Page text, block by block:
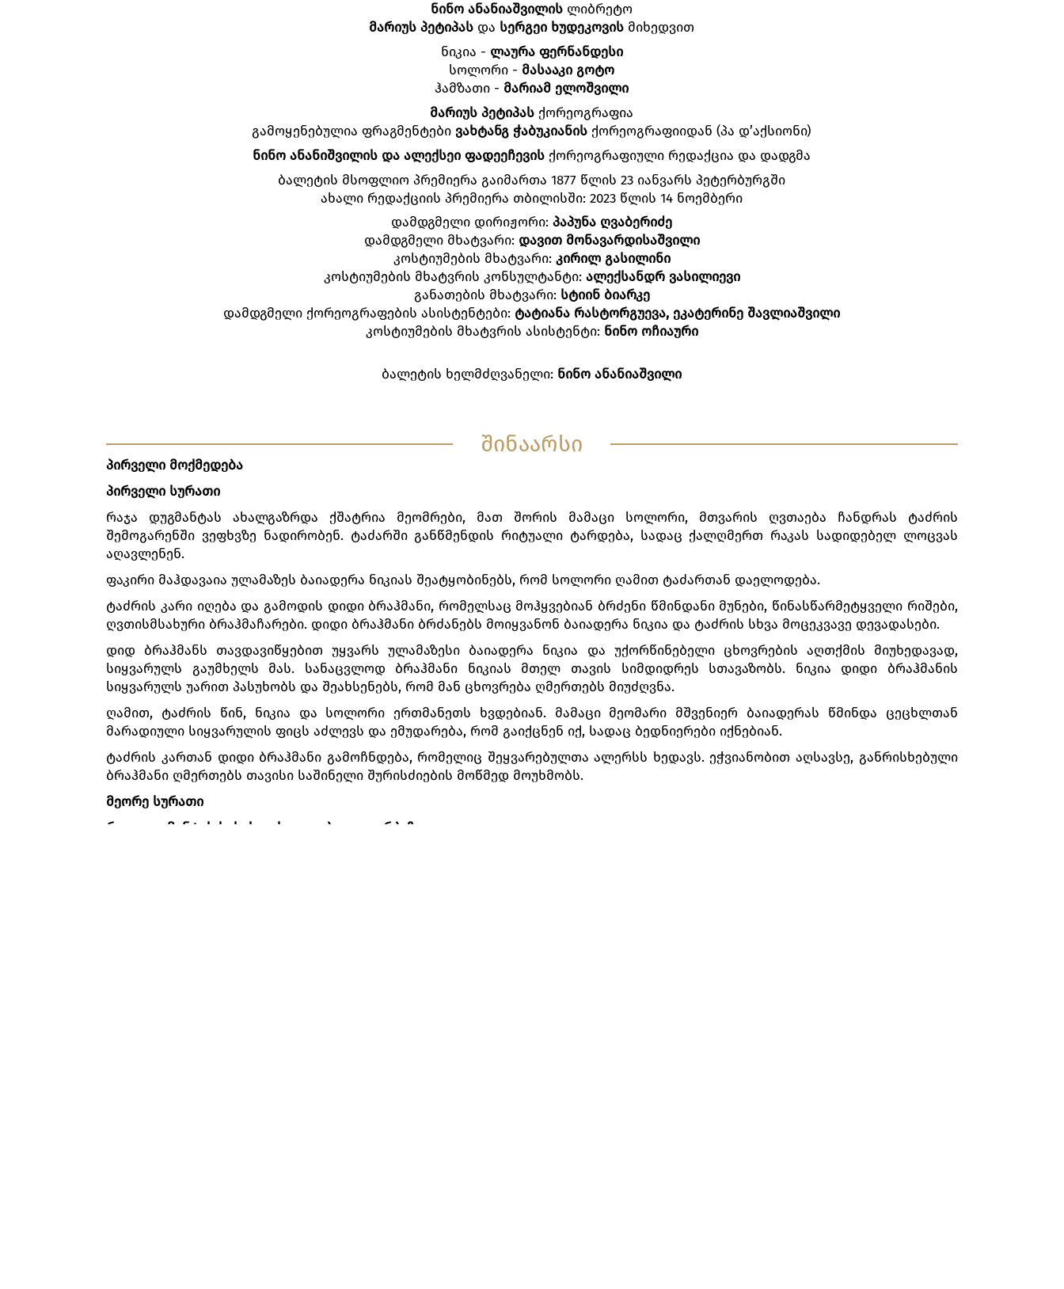
ნინო ანანიაშვილის ლიბრეტო
მარიუს პეტიპას და სერგეი ხუდეკოვის მიხედვით
ნიკია - ლაურა ფერნანდესი
სოლორი - მასააკი გოტო
ჰამზათი - მარიამ ელოშვილი
მარიუს პეტიპას ქორეოგრაფია
გამოყენებულია ფრაგმენტები ვახტანგ ჭაბუკიანის ქორეოგრაფიიდან (პა დ’აქსიონი)
ნინო ანანიშვილის და ალექსეი ფადეეჩევის ქორეოგრაფიული რედაქცია და დადგმა
ბალეტის მსოფლიო პრემიერა გაიმართა 1877 წლის 23 იანვარს პეტერბურგში
ახალი რედაქციის პრემიერა თბილისში: 2023 წლის 14 ნოემბერი
დამდგმელი დირიჟორი:პაპუნა ღვაბერიძე
დამდგმელი მხატვარი:დავით მონავარდისაშვილი
კოსტიუმების მხატვარი: კირილ გასილინი
კოსტიუმების მხატვრის კონსულტანტი: ალექსანდრ ვასილიევი
განათების მხატვარი:სტიინ ბიარკე
დამდგმელი ქორეოგრაფების ასისტენტები: ტატიანა რასტორგუევა, ეკატერინე შავლიაშვილი
კოსტიუმების მხატვრის ასისტენტი: ნინო ოჩიაური
ბალეტის ხელმძღვანელი: ნინო ანანიაშვილი
შინაარსი
პირველი მოქმედება
პირველი სურათი
რაჯა დუგმანტას ახალგაზრდა ქშატრია მეომრები, მათ შორის მამაცი სოლორი, მთვარის ღვთაება ჩანდრას ტაძრის
შემოგარენში ვეფხვზე ნადირობენ. ტაძარში განწმენდის რიტუალი ტარდება, სადაც ქალღმერთ რაკას სადიდებელ ლოცვას
აღავლენენ.
ფაკირი მაჰდავაია ულამაზეს ბაიადერა ნიკიას შეატყობინებს, რომ სოლორი ღამით ტაძართან დაელოდება.
ტაძრის კარი იღება და გამოდის დიდი ბრაჰმანი, რომელსაც მოჰყვებიან ბრძენი წმინდანი მუნები, წინასწარმეტყველი რიშები,
ღვთისმსახური ბრაჰმაჩარები. დიდი ბრაჰმანი ბრძანებს მოიყვანონ ბაიადერა ნიკია და ტაძრის სხვა მოცეკვავე დევადასები.
დიდ ბრაჰმანს თავდავიწყებით უყვარს ულამაზესი ბაიადერა ნიკია და უქორწინებელი ცხოვრების აღთქმის მიუხედავად,
სიყვარულს გაუმხელს მას. სანაცვლოდ ბრაჰმანი ნიკიას მთელ თავის სიმდიდრეს სთავაზობს. ნიკია დიდი ბრაჰმანის
სიყვარულს უარით პასუხობს და შეახსენებს, რომ მან ცხოვრება ღმერთებს მიუძღვნა.
ღამით, ტაძრის წინ, ნიკია და სოლორი ერთმანეთს ხვდებიან. მამაცი მეომარი მშვენიერ ბაიადერას წმინდა ცეცხლთან
მარადიული სიყვარულის ფიცს აძლევს და ემუდარება, რომ გაიქცნენ იქ, სადაც ბედნიერები იქნებიან.
ტაძრის კართან დიდი ბრაჰმანი გამოჩნდება, რომელიც შეყვარებულთა ალერსს ხედავს. ეჭვიანობით აღსავსე, განრისხებული
ბრაჰმანი ღმერთებს თავისი საშინელი შურისძიების მოწმედ მოუხმობს.
მეორე სურათი
რაჯა დუგმანტას სასახლის დიდებული დარბაზი.